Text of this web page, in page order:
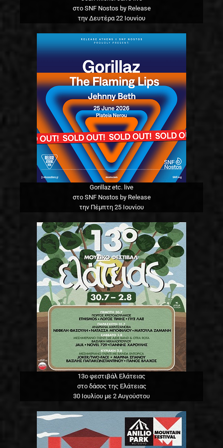
στο SNF Nostos by Release
την Δευτέρα 22 Ιουνίου
Gorillaz etc. live
στο SNF Nostos by Release
την Πέμπτη 25 Ιουνίου
13o φεστιβάλ Ελάτειας
στο δάσος της Ελάτειας
30 Ιουλίου με 2 Αυγούστου